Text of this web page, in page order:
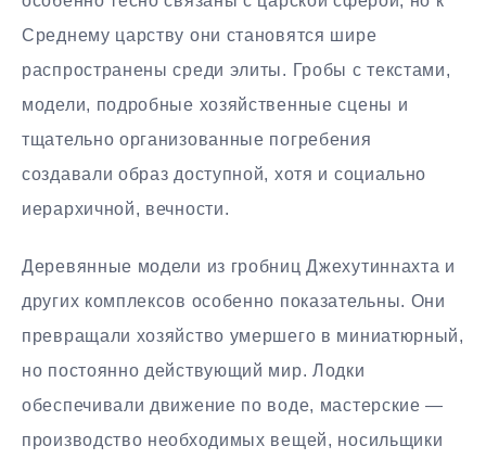
Среднему царству они становятся шире
распространены среди элиты. Гробы с текстами,
модели, подробные хозяйственные сцены и
тщательно организованные погребения
создавали образ доступной, хотя и социально
иерархичной, вечности.
Деревянные модели из гробниц Джехутиннахта и
других комплексов особенно показательны. Они
превращали хозяйство умершего в миниатюрный,
но постоянно действующий мир. Лодки
обеспечивали движение по воде, мастерские —
производство необходимых вещей, носильщики